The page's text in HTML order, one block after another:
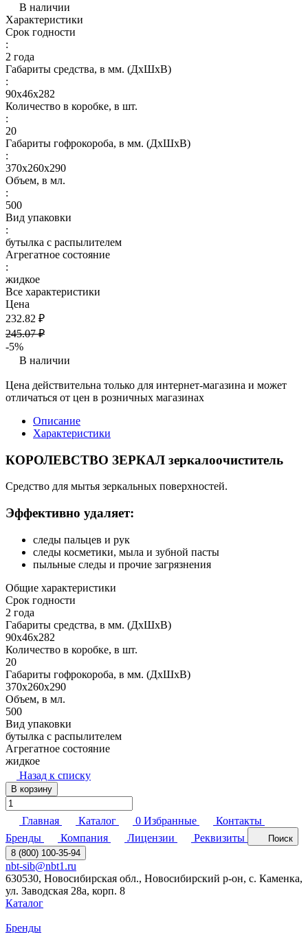
В наличии
Характеристики
Срок годности
:
2 года
Габариты средства, в мм. (ДхШхВ)
:
90х46х282
Количество в коробке, в шт.
:
20
Габариты гофрокороба, в мм. (ДхШхВ)
:
370х260х290
Объем, в мл.
:
500
Вид упаковки
:
бутылка с распылителем
Агрегатное состояние
:
жидкое
Все характеристики
Цена
232.82 ₽
245.07 ₽
-5%
В наличии
Цена действительна только для интернет-магазина и может
отличаться от цен в розничных магазинах
Описание
Характеристики
КОРОЛЕВСТВО ЗЕРКАЛ зеркалоочиститель
Средство для мытья зеркальных поверхностей.
Эффективно удаляет:
следы пальцев и рук
следы косметики, мыла и зубной пасты
пыльные следы и прочие загрязнения
Общие характеристики
Срок годности
2 года
Габариты средства, в мм. (ДхШхВ)
90х46х282
Количество в коробке, в шт.
20
Габариты гофрокороба, в мм. (ДхШхВ)
370х260х290
Объем, в мл.
500
Вид упаковки
бутылка с распылителем
Агрегатное состояние
жидкое
Назад к списку
В корзину
Главная Каталог 0 Избранные
Контакты
Бренды
Компания Лицензии Реквизиты
Поиск
8 (800) 100-35-94
nbt-sib@nbt1.ru
630530, Новосибирская обл., Новосибирский р-он, с. Каменка,
ул. Заводская 28а, корп. 8
Каталог
Бренды